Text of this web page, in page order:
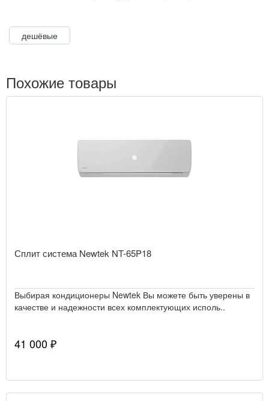
дешёвые
Похожие товары
Сплит система Newtek NT-65P18
Выбирая кондиционеры Newtek Вы можете быть уверены в
качестве и надежности всех комплектующих исполь..
41 000 ₽